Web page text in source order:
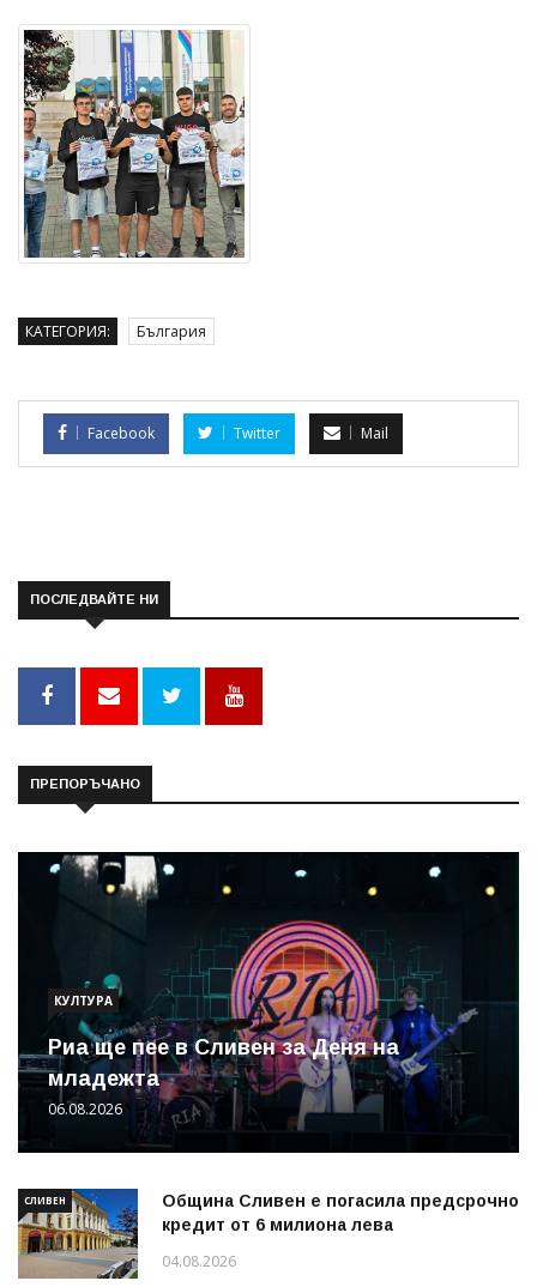
КАТЕГОРИЯ: България
Facebook Twitter Mail
ПОСЛЕДВАЙТЕ НИ
ПРЕПОРЪЧАНО
КУЛТУРА
Риа ще пее в Сливен за Деня на
младежта
06.08.2026
СЛИВЕН
Община Сливен е погасила предсрочно
кредит от 6 милиона лева
04.08.2026